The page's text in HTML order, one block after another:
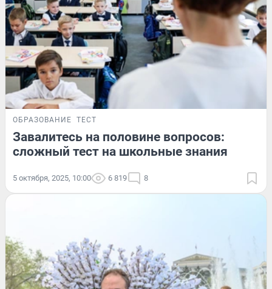
ОБРАЗОВАНИЕ ТЕСТ
Завалитесь на половине вопросов:
сложный тест на школьные знания
5 октября, 2025, 10:00 6 819 8